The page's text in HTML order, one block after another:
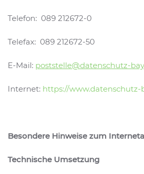
Telefon: 089 212672-0
Telefax: 089 212672-50
E-Mail: poststelle@datenschutz-
Internet: https://www.datenschutz-
Besondere Hinweise zum
Technische Umsetzung